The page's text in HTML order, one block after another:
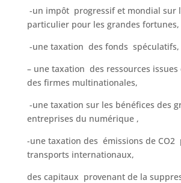
-un impôt progressif et mondial sur
particulier pour les grandes fortunes,
-une taxation des fonds spéculatifs,
– une taxation des ressources issues
des firmes multinationales,
-une taxation sur les bénéfices des
entreprises du numérique ,
-une taxation des émissions de
transports internationaux,
des capitaux provenant de la